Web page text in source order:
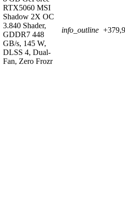
RTX5060 MSI
Shadow 2X OC
3.840 Shader,
GDDR7 448
GB/s, 145 W,
DLSS 4, Dual-
Fan, Zero Frozr
info_outline